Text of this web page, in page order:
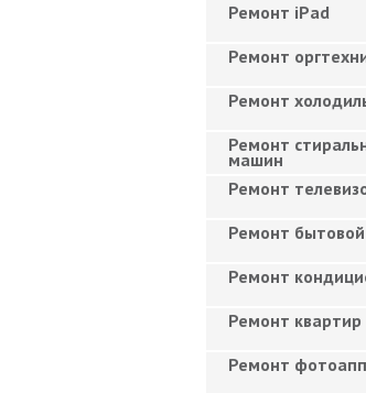
Ремонт iPad
Ремонт
Ремонт
Ремонт
машин
Ремонт
Ремонт
Ремонт
Ремонт квартир
Ремонт